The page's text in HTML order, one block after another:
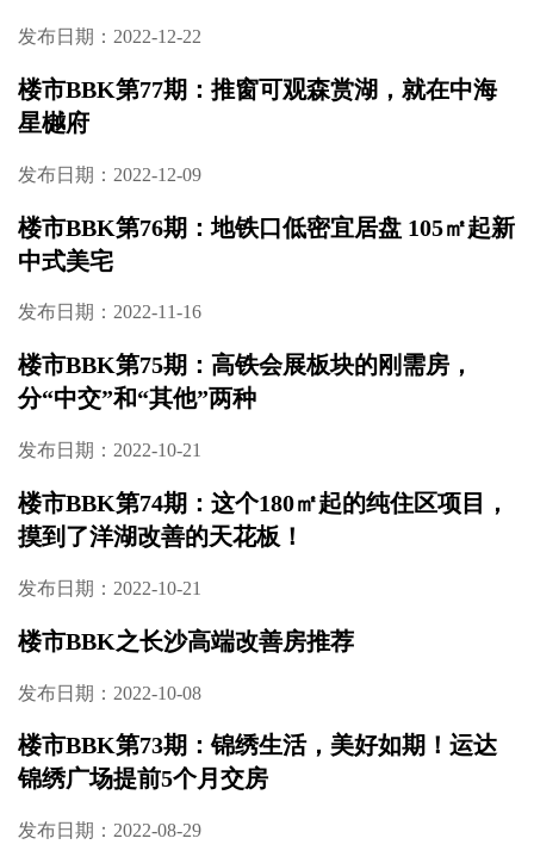
发布日期：2022-12-22
楼市BBK第77期：推窗可观森赏湖，就在中海
星樾府
发布日期：2022-12-09
楼市BBK第76期：地铁口低密宜居盘 105㎡起新
中式美宅
发布日期：2022-11-16
楼市BBK第75期：高铁会展板块的刚需房，
分“中交”和“其他”两种
发布日期：2022-10-21
楼市BBK第74期：这个180㎡起的纯住区项目，
摸到了洋湖改善的天花板！